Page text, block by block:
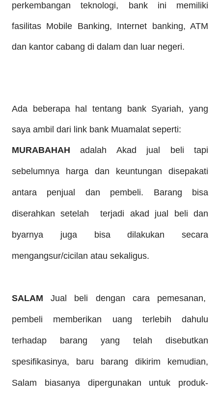
perkembangan teknologi, bank ini memiliki
fasilitas Mobile Banking, Internet banking, ATM
dan kantor cabang di dalam dan luar negeri.
Ada beberapa hal tentang bankSyariah, yang
saya ambil dari link bank Muamalat seperti:
MURABAHAH adalah Akad jual beli tapi
sebelumnya harga dan keuntungan disepakati
antara penjual dan pembeli. Barang bisa
diserahkan setelah terjadi akad jual beli dan
byarnya juga bisa dilakukan secara
mengangsur/cicilan atau sekaligus.
SALAM Jual beli dengan cara pemesanan,
pembeli memberikan uang terlebih dahulu
terhadap barang yang telah disebutkan
spesifikasinya, baru barang dikirim kemudian,
Salam biasanya dipergunakan untuk produk-